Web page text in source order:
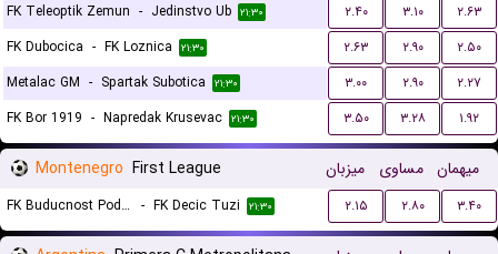
FK Teleoptik Zemun - Jedinstvo Ub ۲۱:۳۰ ۲.۴۰ ۳.۱۰
۲.۶۳
FK Dubocica - FK Loznica ۲۱:۳۰ ۲.۶۳ ۲.۹۰
۲.۵۰
Metalac GM - Spartak Subotica ۲۱:۳۰ ۳.۰۰ ۲.۹۰
۲.۲۷
FK Bor 1919 - Napredak Krusevac ۲۱:۳۰ ۳.۵۰ ۳.۲۸ ۱.۹۲
Montenegro First League میزبان مساوی میهمان
FK Buducnost Podgorica - FK Decic Tuzi ۲۱:۳۰ ۲.۱۵ ۲.۸۰ ۳.۴۰